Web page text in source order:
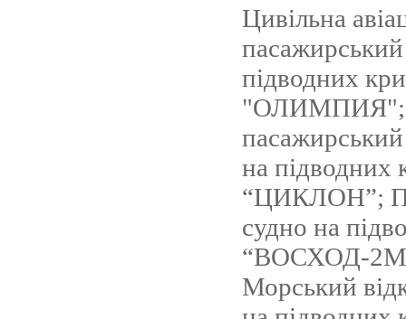
Цивільна
пасажирський
підводних
"ОЛИМПИЯ";
пасажирський
на підводних
“ЦИКЛОН”;
судно на
“ВОСХОД-
Морський